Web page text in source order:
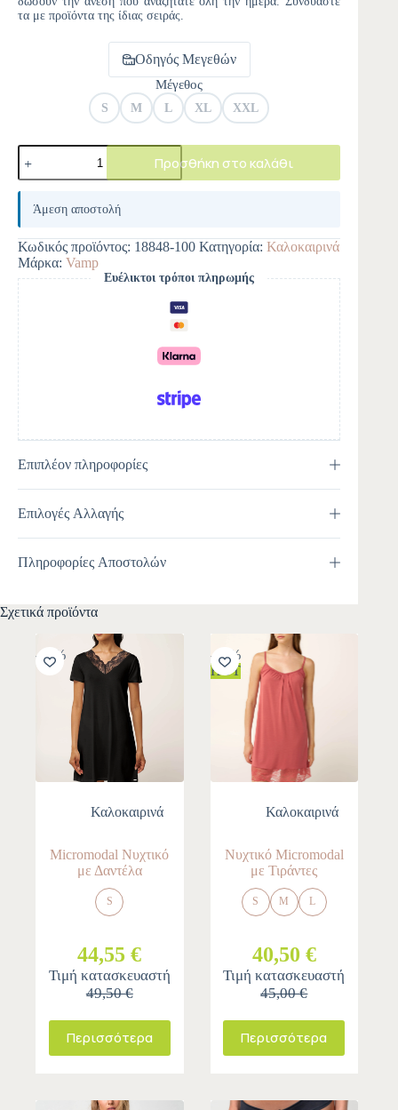
τα με προϊόντα της ίδιας σειράς.
Οδηγός Μεγεθών
Μέγεθος
S M L XL XXL
Προσθήκη στο καλάθι
A
e
r
n
a
t
i
v
e
:
Άμεση αποστολή
Κωδικός προϊόντος: 18848-100 Κατηγορία: Καλοκαιρινά
Μάρκα: Vamp
Ευέλικτοι τρόποι πληρωμής
Επιπλέον πληροφορίες
Επιλογές Αλλαγής
Πληροφορίες Αποστολών
Σχετικά προϊόντα
-10%
Καλοκαιρινά
Micromodal Νυχτικό
με Δαντέλα
S
44,55 €
Τιμή κατασκευαστή
49,50 €
Περισσότερα
-10%
HOT
Καλοκαιρινά
Νυχτικό Micromodal
με Τιράντες
S M L
40,50 €
Τιμή κατασκευαστή
45,00 €
Περισσότερα